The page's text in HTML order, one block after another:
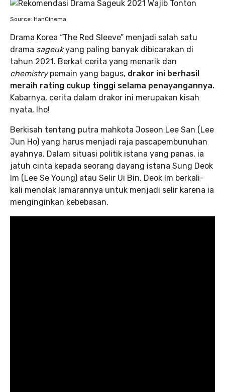
Source: HanCinema
Drama Korea “The Red Sleeve” menjadi salah satu
drama sageukyang paling banyak dibicarakan di
tahun 2021. Berkat cerita yang menarik dan
chemistrypemain yang bagus, drakor ini berhasil
meraih rating cukup tinggi selama penayangannya.
Kabarnya, cerita dalam drakor ini merupakan kisah
nyata, lho!
Berkisah tentang putra mahkota Joseon Lee San (Lee
Jun Ho) yang harus menjadi raja pascapembunuhan
ayahnya. Dalam situasi politik istana yang panas, ia
jatuh cinta kepada seorang dayang istana Sung Deok
Im (Lee Se Young) atau Selir Ui Bin. Deok Im berkali-
kali menolak lamarannya untuk menjadi selir karena ia
menginginkan kebebasan.